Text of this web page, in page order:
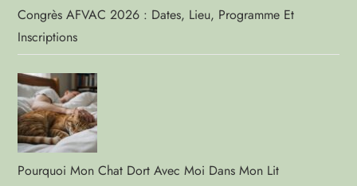
Congrès AFVAC 2026 : Dates, Lieu, Programme Et
Inscriptions
Pourquoi Mon Chat Dort Avec Moi Dans Mon Lit